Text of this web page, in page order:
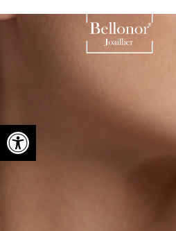
Ouvrir la barre d’outils